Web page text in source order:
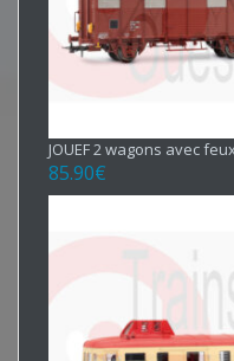
JOUEF 2 wagons avec
85.90€